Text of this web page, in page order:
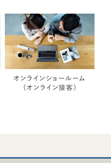
オンラインショールーム
（オンライン接客）